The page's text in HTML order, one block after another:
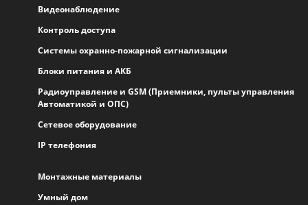
Видеонаблюдение
Контроль доступа
Системы охранно-пожарной сигнализации
Блоки питания и АКБ
Радиоуправление и GSM (Приемники, пульты управления
Автоматикой и ОПС)
Сетевое оборудование
IP телефония
Монтажные материалы
Умный дом